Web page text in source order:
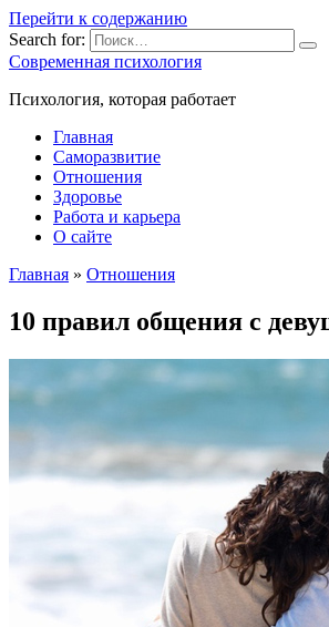
Перейти к содержанию
Search for:
Современная психология
Психология, которая работает
Главная
Саморазвитие
Отношения
Здоровье
Работа и карьера
О сайте
Главная » Отношения
10 правил общения с